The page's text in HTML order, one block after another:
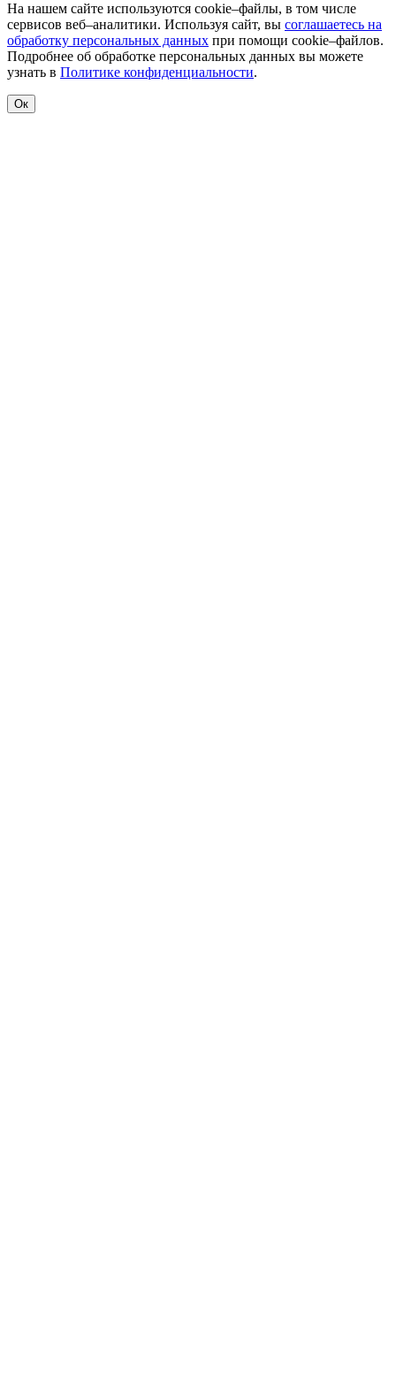
На нашем сайте используются cookie–файлы, в том числе
сервисов веб–аналитики. Используя сайт, вы соглашаетесь на
обработку персональных данных при помощи cookie–файлов.
Подробнее об обработке персональных данных вы можете
узнать в Политике конфиденциальности.
Ок